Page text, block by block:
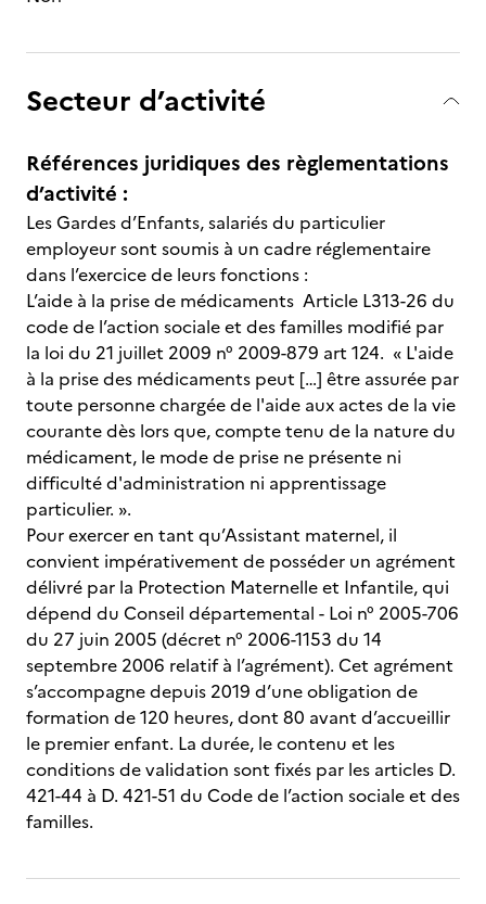
Secteur d’activité
Références juridiques des règlementations
d’activité :
Les Gardes d’Enfants, salariés du particulier
employeur sont soumis à un cadre réglementaire
dans l’exercice de leurs fonctions :
L’aide à la prise de médicaments Article L313-26 du
code de l’action sociale et des familles modifié par
la loi du 21 juillet 2009 n° 2009-879 art 124. « L'aide
à la prise des médicaments peut […] être assurée par
toute personne chargée de l'aide aux actes de la vie
courante dès lors que, compte tenu de la nature du
médicament, le mode de prise ne présente ni
difficulté d'administration ni apprentissage
particulier. ».
Pour exercer en tant qu’Assistant maternel, il
convient impérativement de posséder un agrément
délivré par la Protection Maternelle et Infantile, qui
dépend du Conseil départemental - Loi n° 2005-706
du 27 juin 2005 (décret n° 2006-1153 du 14
septembre 2006 relatif à l’agrément). Cet agrément
s’accompagne depuis 2019 d’une obligation de
formation de 120 heures, dont 80 avant d’accueillir
le premier enfant. La durée, le contenu et les
conditions de validation sont fixés par les articles D.
421-44 à D. 421-51 du Code de l’action sociale et des
familles.